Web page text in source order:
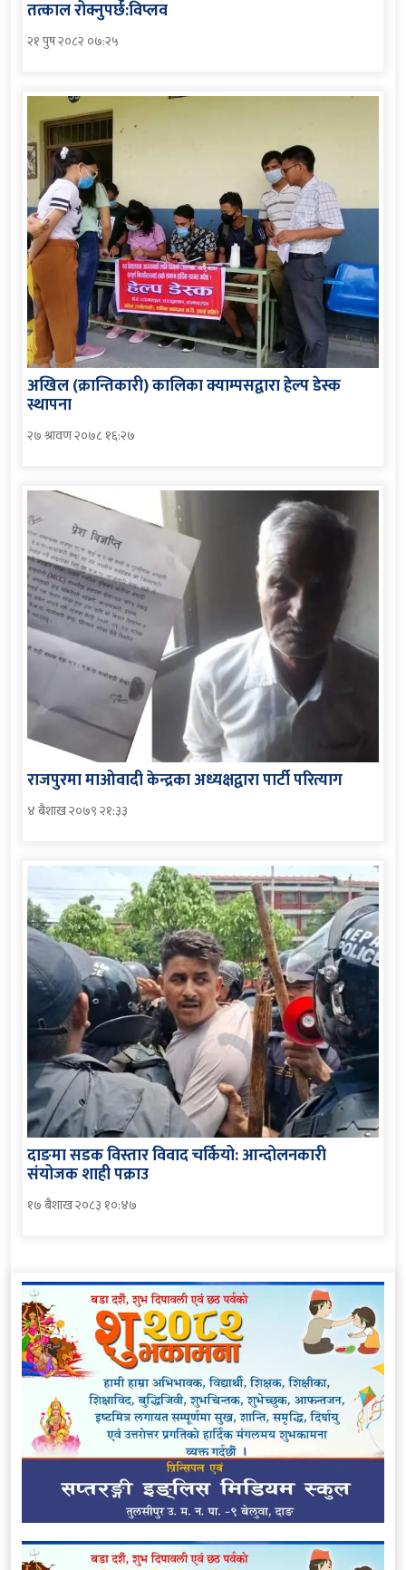
तत्काल रोक्नुपर्छ:विप्लव
२१ पुष २०८२ ०७:२५
अखिल (क्रान्तिकारी) कालिका क्याम्पसद्वारा हेल्प डेस्क
स्थापना
२७ श्रावण २०७८ १६:२७
राजपुरमा माओवादी केन्द्रका अध्यक्षद्वारा पार्टी परित्याग
४ बैशाख २०७९ २१:३३
दाङमा सडक विस्तार विवाद चर्कियो: आन्दोलनकारी
संयोजक शाही पक्राउ
१७ बैशाख २०८३ १०:४७